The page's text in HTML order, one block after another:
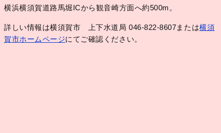
横浜横須賀道路馬堀ICから観音崎方面へ約500m。
詳しい情報は横須賀市 上下水道局 046-822-8607または横須
賀市ホームページにてご確認ください。